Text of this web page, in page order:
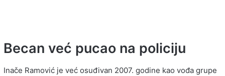
Becan već pucao na policiju
Inače Ramović je već osuđivan 2007. godine kao vođa grupe